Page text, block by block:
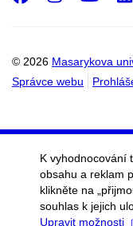
© 2026 Masarykova
Správce webu
K vyhodnocování
obsahu a reklam
klikněte na
souhlas k jejich
Upravit možnosti